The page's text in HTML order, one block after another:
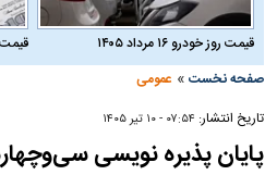
قیمت روز خودرو ۱۶ مرداد ۱۴۰۵
قیمت
صفحه نخست » عمومی
تاریخ انتشار: ۰۷:۵۴ - ۱۰ تير ۱۴۰۵
پایان پذیره نویسی